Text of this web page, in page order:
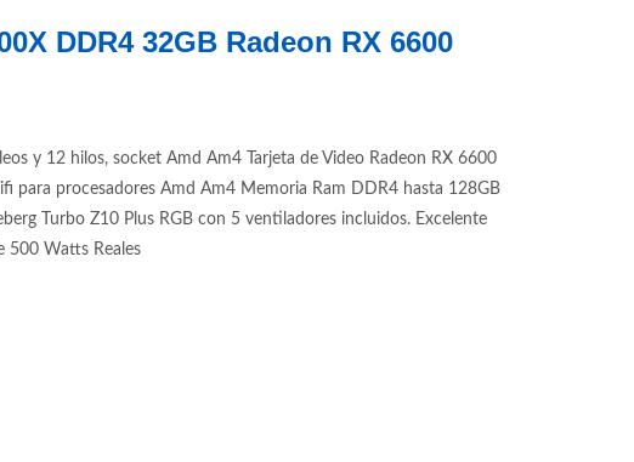
DDR4 32GB Radeon RX 6600
y 12 hilos, socket Amd Am4 Tarjeta de Video Radeon RX 6600
para procesadores Amd Am4 Memoria Ram DDR4 hasta 128GB
Turbo Z10 Plus RGB con 5 ventiladores incluidos. Excelente
500 Watts Reales